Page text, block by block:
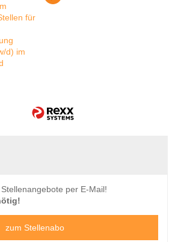
für
d) im
per E-Mail!
zum Stellenabo